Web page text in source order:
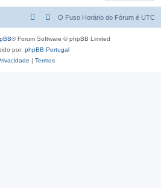
r
O Fuso Horário do Fórum é UTC
® Forum Software © phpBB Limited
por: phpBB Portugal
| Termos